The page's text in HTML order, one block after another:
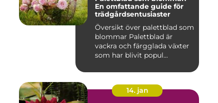
En omfattande guide för
trädgårdsentusiaster
Översikt över palettblad som
blommar Palettblad är
vackra och färgglada växter
som har blivit popul...
14. jan